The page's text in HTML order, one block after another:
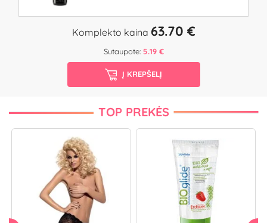
Komplekto kaina 63.70 €
Sutaupote: 5.19 €
Į KREPŠELĮ
TOP PREKĖS